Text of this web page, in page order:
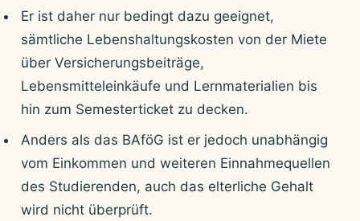
Er ist daher nur bedingt dazu geeignet,
sämtliche Lebenshaltungskosten von der Miete
über Versicherungsbeiträge,
Lebensmitteleinkäufe und Lernmaterialien bis
hin zum Semesterticket zu decken.
Anders als das BAföG ist er jedoch unabhängig
vom Einkommen und weiteren Einnahmequellen
des Studierenden, auch das elterliche Gehalt
wird nicht überprüft.